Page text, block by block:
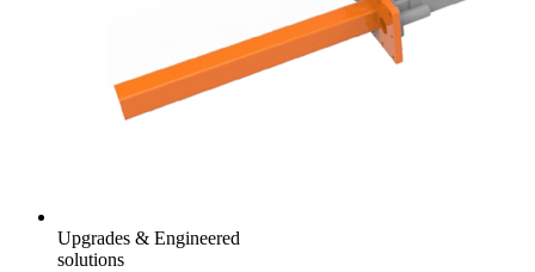
Upgrades & Engineered
solutions